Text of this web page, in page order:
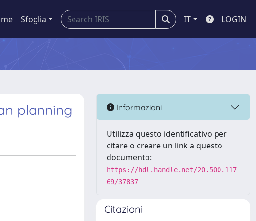
Sfoglia IT LOGIN
planning Informazioni
Utilizza questo identificativo per
citare o creare un link a questo
documento:
https://hdl.handle.net/20.500.117
69/37837
Citazioni